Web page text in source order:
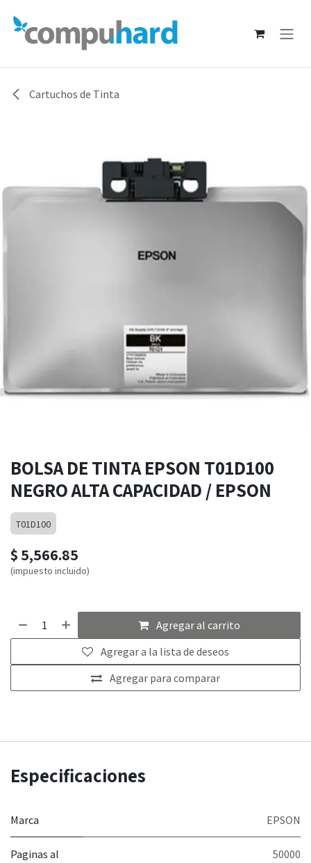
Cartuchos de Tinta
BOLSA DE TINTA EPSON T01D100
NEGRO ALTA CAPACIDAD / EPSON
T01D100
$ 5,566.85
(impuesto incluido)
Agregar al carrito
Agregar para comparar
Agregar a la lista de deseos
Especificaciones
Marca EPSON
Paginas al
50000